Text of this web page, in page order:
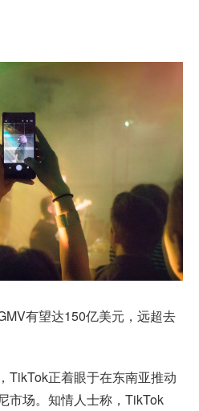
有望达150亿美元，远超去
TikTok正着眼于在东南亚推动
市场。知情人士称，TikTok